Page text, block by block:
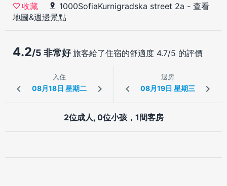
收藏 1000SofiaKurnigradska street 2a - 查看
地圖&週邊景點
4.2/5 非常好旅客給了住宿的舒適度 4.7/5 的評價
入住 退房
2位成人, 0位小孩，1間客房